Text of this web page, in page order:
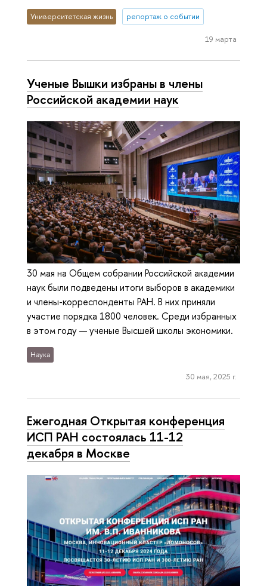
Университетская жизнь репортаж о событии
19 марта
Ученые Вышки избраны в члены
Российской академии наук
30 мая на Общем собрании Российской академии
наук были подведены итоги выборов в академики
и члены-корреспонденты РАН. В них приняли
участие порядка 1800 человек. Среди избранных
в этом году — ученые Высшей школы экономики.
Наука
30 мая, 2025 г.
Ежегодная Открытая конференция
ИСП РАН состоялась 11-12
декабря в Москве